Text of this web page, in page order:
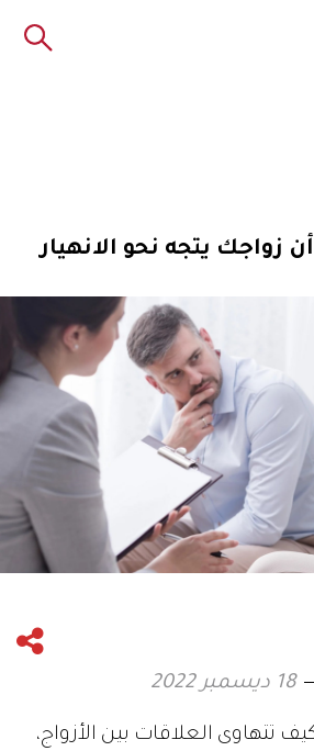
زواجك يتجه نحو الانهيار
18 ديسمبر 2022
كيف تتهاوى العلاقات بين الأزواج،